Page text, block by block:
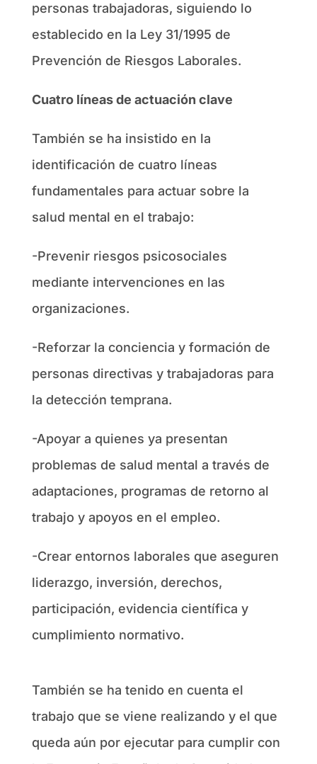
personas trabajadoras, siguiendo lo
establecido en la Ley 31/1995 de
Prevención de Riesgos Laborales.
Cuatro líneas de actuación clave
También se ha insistido en la
identificación de cuatro líneas
fundamentales para actuar sobre la
salud mental en el trabajo:
-Prevenir riesgos psicosociales
mediante intervenciones en las
organizaciones.
-Reforzar la conciencia y formación de
personas directivas y trabajadoras para
la detección temprana.
-Apoyar a quienes ya presentan
problemas de salud mental a través de
adaptaciones, programas de retorno al
trabajo y apoyos en el empleo.
-Crear entornos laborales que aseguren
liderazgo, inversión, derechos,
participación, evidencia científica y
cumplimiento normativo.
También se ha tenido en cuenta el
trabajo que se viene realizando y el que
queda aún por ejecutar para cumplir con